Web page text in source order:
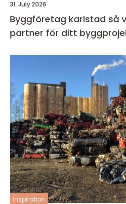
31. July 2026
Byggföretag karlstad så väljer du rätt
partner för ditt
inspiration